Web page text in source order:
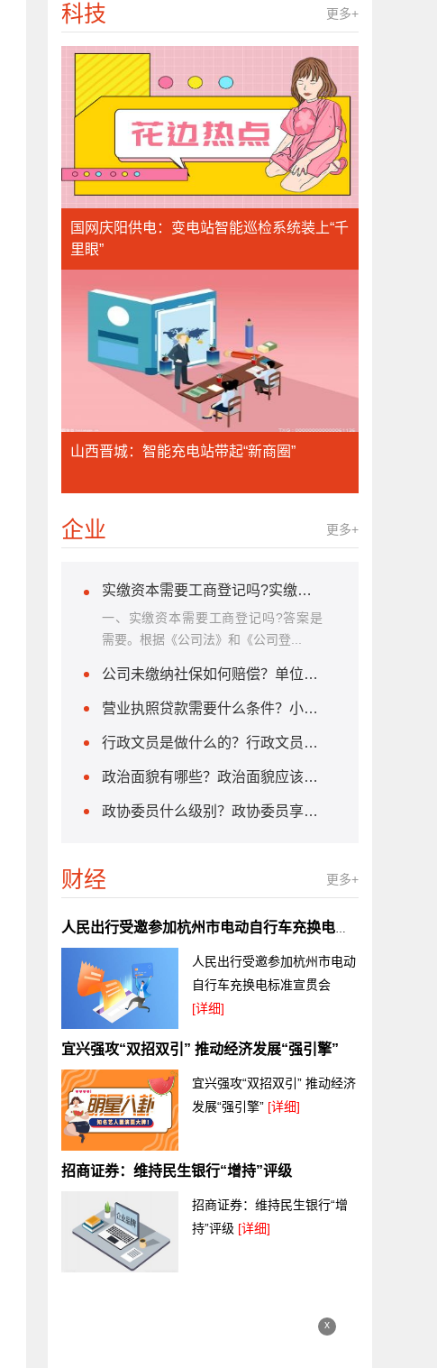
科技 更多+
国网庆阳供电：变电站智能巡检系统装上“千
里眼”
山西晋城：智能充电站带起“新商圈”
企业 更多+
实缴资本需要工商登记吗?实缴资本的计算方法是什么？
一、实缴资本需要工商登记吗?答案是
需要。根据《公司法》和《公司登...
公司未缴纳社保如何赔偿？单位不缴纳社保怎么办？
营业执照贷款需要什么条件？小微企业贷款需要什么条件?
行政文员是做什么的？行政文员需要什么学历？
政治面貌有哪些？政治面貌应该怎么填？
政协委员什么级别？政协委员享受哪些待遇？
财经 更多+
人民出行受邀参加杭州市电动自行车充换电标准宣贯会
人民出行受邀参加杭州市电动
自行车充换电标准宣贯会
[详细]
宜兴强攻“双招双引” 推动经济发展“强引擎”
宜兴强攻“双招双引” 推动经济
发展“强引擎” [详细]
招商证券：维持民生银行“增持”评级
招商证券：维持民生银行“增
持”评级 [详细]
x